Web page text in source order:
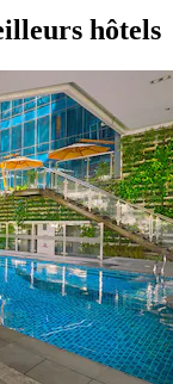
hôtels